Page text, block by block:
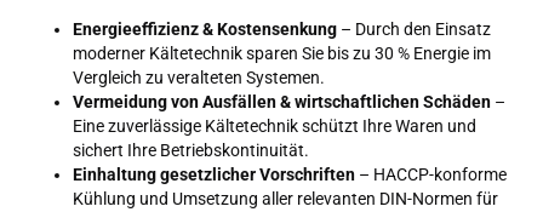
Energieeffizienz & Kostensenkung – Durch den Einsatz
moderner Kältetechnik sparen Sie bis zu 30 % Energie im
Vergleich zu veralteten Systemen.
Vermeidung von Ausfällen & wirtschaftlichen Schäden –
Eine zuverlässige Kältetechnik schützt Ihre Waren und
sichert Ihre Betriebskontinuität.
Einhaltung gesetzlicher Vorschriften – HACCP-konforme
Kühlung und Umsetzung aller relevanten DIN-Normen für